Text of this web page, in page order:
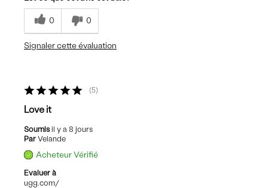
0 0
Signaler cette évaluation
5
Love it
Soumisil y a 8 jours
Par Velande
Acheteur Vérifié
Evaluer à
ugg.com/